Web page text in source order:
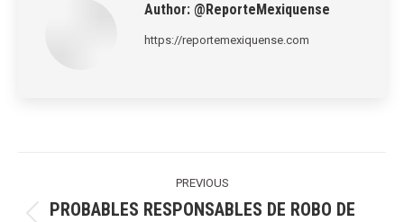
Author: @ReporteMexiquense
https://reportemexiquense.com
PREVIOUS
PROBABLES RESPONSABLES DE ROBO DE